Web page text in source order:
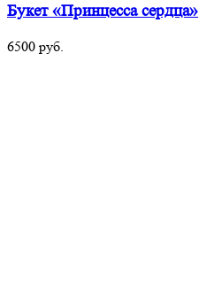
Букет «Принцесса сердца»
6500 руб.